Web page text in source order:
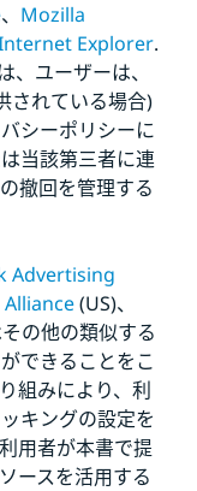
、 Mozilla
Explorer.
ユーザーは、
されている場合)
シーポリシーに
当該第三者に連
撤回を管理する
Advertising
(US)、
の他の類似する
できることをこ
組みにより、利
キングの設定を
用者が本書で提
ースを活用する